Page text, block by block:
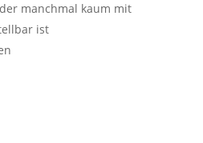
manchmal kaum mit
ist